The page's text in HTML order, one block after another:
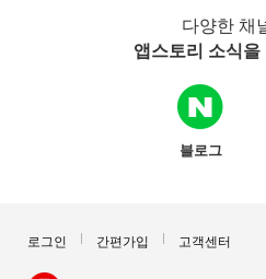
다양한 채
앱스토리 소식
블로그
로그인 간편가입 고객센터